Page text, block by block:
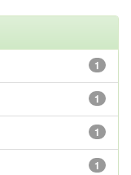
1
1
1
1